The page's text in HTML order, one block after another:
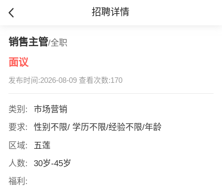
招聘详情
销售主管/全职
面议
发布时间:2026-08-09 查看次数:170
类别:
市场营销
要求:
性别不限/ 学历不限/经验不限/年龄
区域:
五莲
人数:
30岁-45岁
福利: